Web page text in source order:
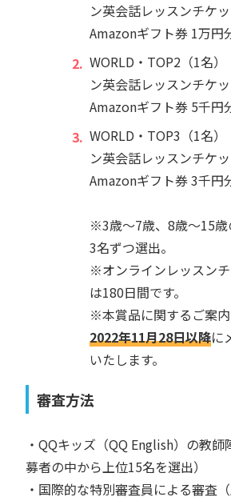
ン英会話レッスンチケ
Amazonギフト券 1万円
WORLD・TOP2（1名
ン英会話レッスンチケ
Amazonギフト券 5千円
WORLD・TOP3（1名
ン英会話レッスンチケ
Amazonギフト券 3千円
※3歳〜7歳、8歳〜15
3名ずつ選出。
※オンラインレッスン
は180日間です。
※本賞品に関するご案内
2022年11月28日以降に
いたします。
審査方法
・QQキッズ（QQ English）の教
募者の中から上位15名を選出）
・国際的な特別審査員による審査